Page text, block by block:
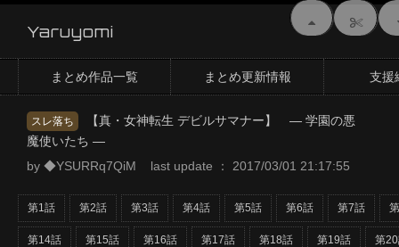
Yaruyomi
まとめ作品一覧 まとめ更新情報 支援
スレ落ち
【真・女神転生 デビルサマナー】 ― 学園の悪
魔使いたち ―
by ◆YSURRq7QiM last update ： 2017/03/01 21:17:55
第1話 第2話 第3話 第4話 第5話 第6話 第7話
第14話 第15話 第16話 第17話 第18話 第19話 第